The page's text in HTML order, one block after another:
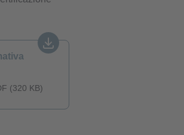
(320 KB)